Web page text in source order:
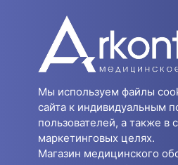
Мы используем файлы
сайта к индивидуальным
пользователей, а также в
маркетинговых целях.
Магазин медицинского